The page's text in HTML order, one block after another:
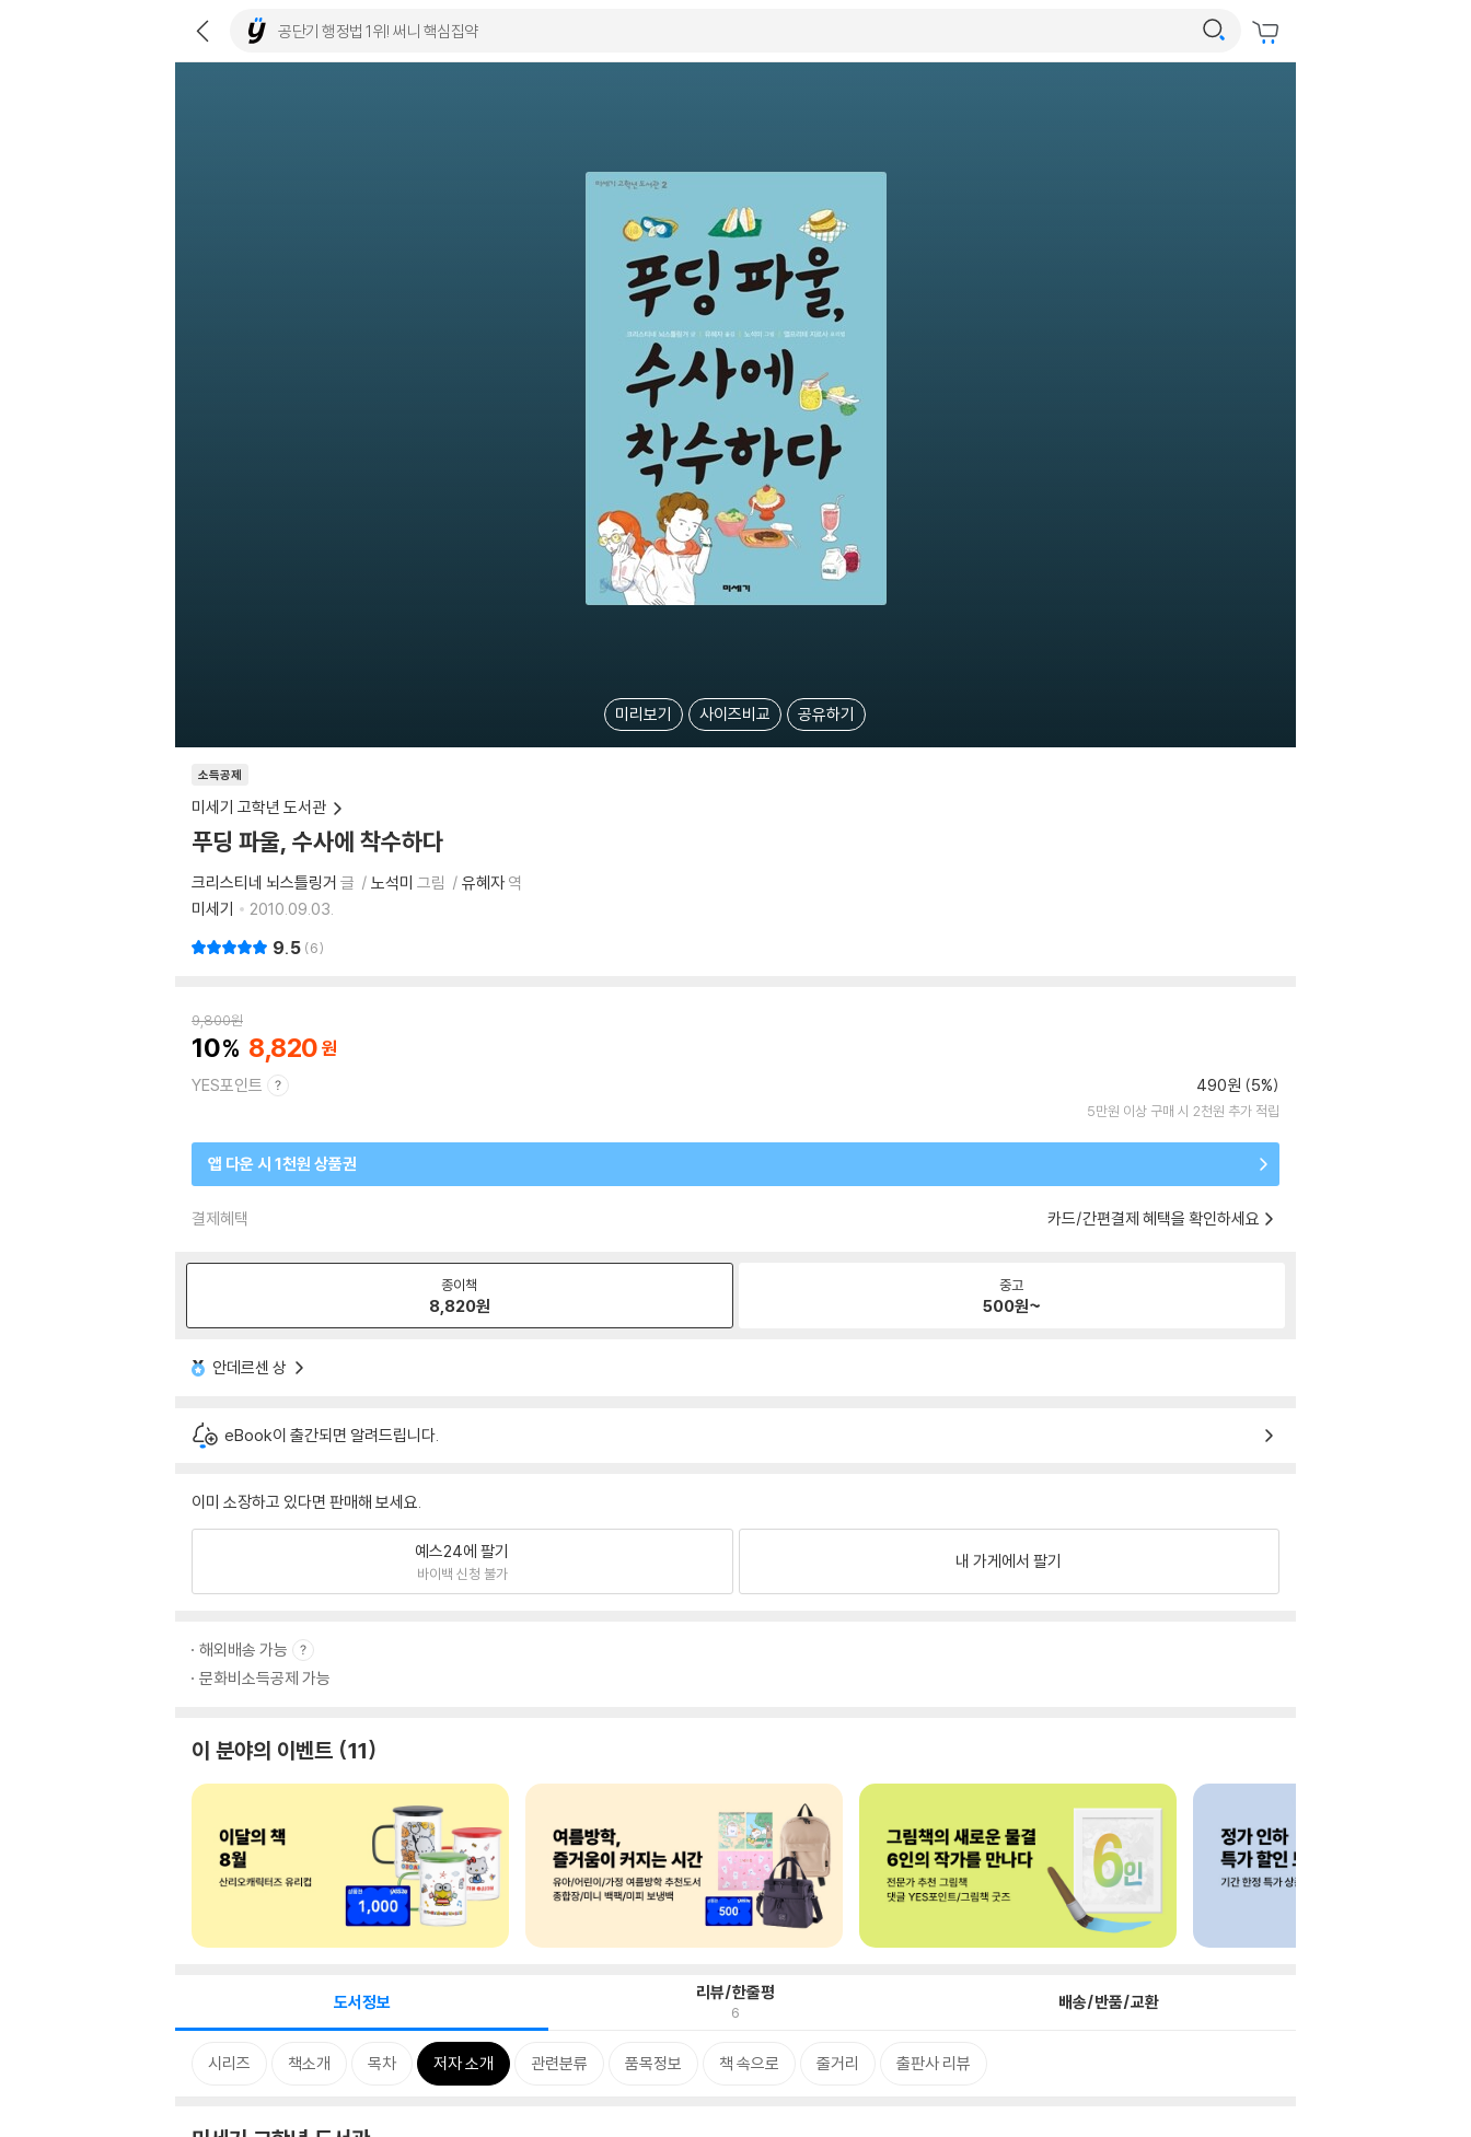
미리보기 사이즈비교 공유하기
소득공제
미세기 고학년 도서관
푸딩 파울, 수사에 착수하다
크리스티네 뇌스틀링거 글 노석미 그림 유혜자역
미세기
2010.09.03.
9.5 6
9,800원
10 8,820
YES포인트 490원 (5%)
5만원 이상 구매 시 2천원 추가 적립
앱 다운 시 1천원 상품권
결제혜택 카드/간편결제 혜택을 확인하세요
종이책
8,820원
중고
500원~
안데르센 상
eBook이 출간되면 알려드립니다.
이미 소장하고 있다면 판매해 보세요.
예스24에 팔기
바이백 신청 불가
내 가게에서 팔기
해외배송 가능
문화비소득공제 가능
이 분야의 이벤트 11
도서정보 리뷰/한줄평
6 배송/반품/교환
시리즈 책소개 목차 저자 소개 관련분류 품목정보 책 속으로 줄거리 출판사 리뷰